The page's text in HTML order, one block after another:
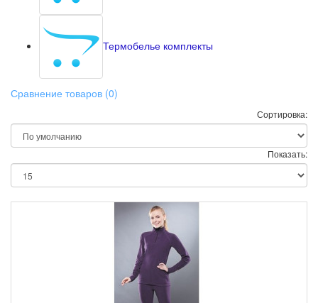
Термобелье комплекты
Сравнение товаров (0)
Сортировка:
Показать: